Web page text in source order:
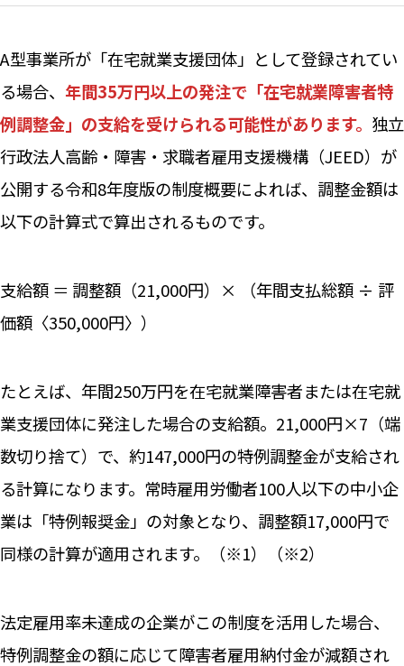
A型事業所が「在宅就業支援団体」として登録されてい
る場合、 年間35万円以上の発注で「在宅就業障害者特
例調整金」の支給を受けられる可能性があります。 独立
行政法人高齢・障害・求職者雇用支援機構（JEED）が
公開する令和8年度版の制度概要によれば、調整金額は
以下の計算式で算出されるものです。
支給額 ＝ 調整額（21,000円）× （年間支払総額 ÷ 評
価額〈350,000円〉）
たとえば、年間250万円を在宅就業障害者または在宅就
業支援団体に発注した場合の支給額。21,000円×7（端
数切り捨て）で、約147,000円の特例調整金が支給され
る計算になります。常時雇用労働者100人以下の中小企
業は「特例報奨金」の対象となり、調整額17,000円で
同様の計算が適用されます。（※1）（※2）
法定雇用率未達成の企業がこの制度を活用した場合、
特例調整金の額に応じて障害者雇用納付金が減額され